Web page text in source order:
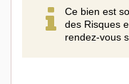
Ce bien est
des Risques
rendez-vous